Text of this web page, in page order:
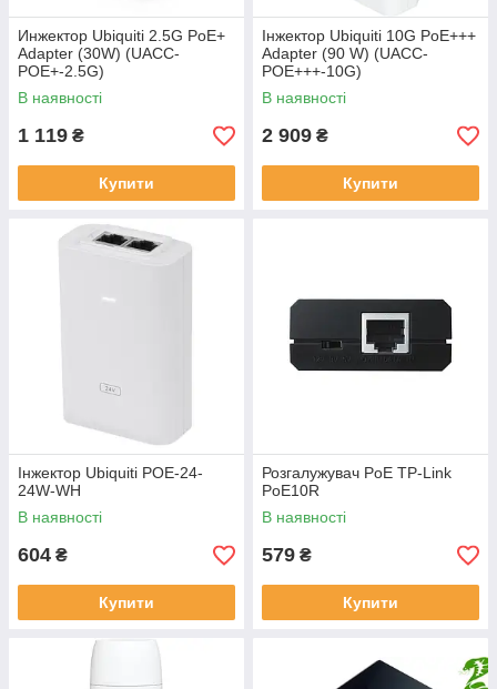
Инжектор Ubiquiti 2.5G PoE+
Adapter (30W) (UACC-
POE+-2.5G)
В наявності
1 119 ₴
Купити
Інжектор Ubiquiti 10G PoE+++
Adapter (90 W) (UACC-
POE+++-10G)
В наявності
2 909 ₴
Купити
Інжектор Ubiquiti POE-24-
24W-WH
В наявності
604 ₴
Купити
Розгалужувач PoE TP-Link
PoE10R
В наявності
579 ₴
Купити